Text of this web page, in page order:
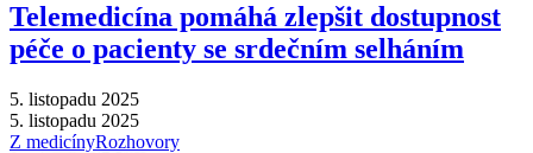
Telemedicína pomáhá zlepšit dostupnost
péče o pacienty se srdečním selháním
5. listopadu 2025
5. listopadu 2025
Z medicínyRozhovory